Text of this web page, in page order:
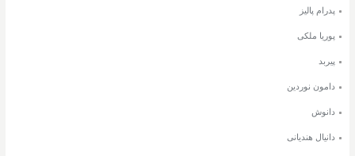
پدرام پالیز
پوریا ملکی
پیربد
دامون نوردین
دانوش
دانیال هندیانی